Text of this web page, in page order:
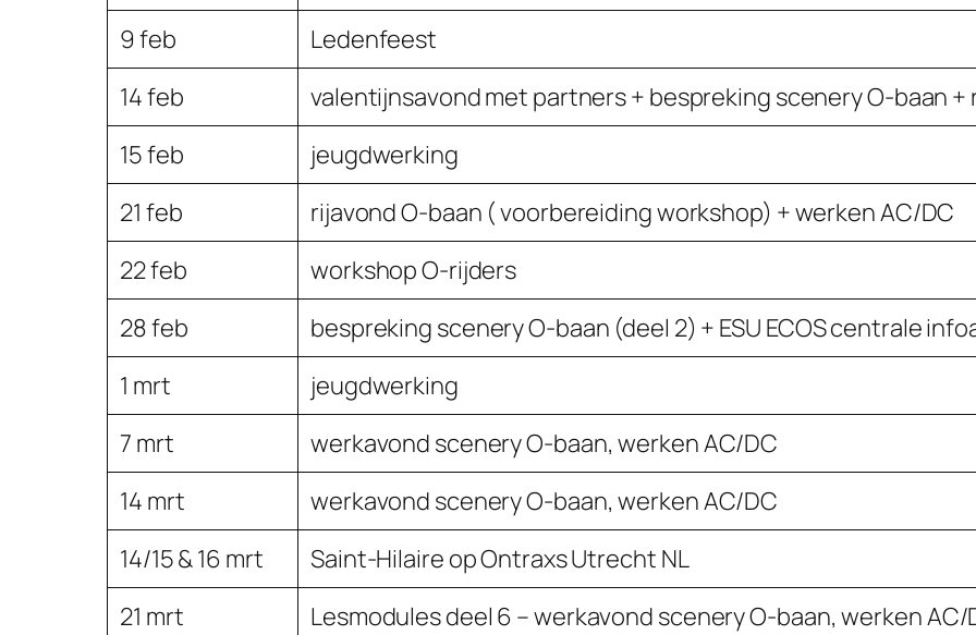
9 feb
Ledenfeest
14 feb
valentijnsavond met partners + bespreking scenery O-baan +
15 feb
jeugdwerking
21 feb
rijavond O-baan ( voorbereiding workshop) + werken AC/DC
22 feb
workshop O-rijders
28 feb
bespreking scenery O-baan (deel 2) + ESU ECOS centrale
1 mrt
jeugdwerking
7 mrt
werkavond scenery O-baan, werken AC/DC
14 mrt
werkavond scenery O-baan, werken AC/DC
14/15 & 16 mrt
Saint-Hilaire op Ontraxs Utrecht NL
21 mrt
Lesmodules deel 6 – werkavond scenery O-baan, werken AC/